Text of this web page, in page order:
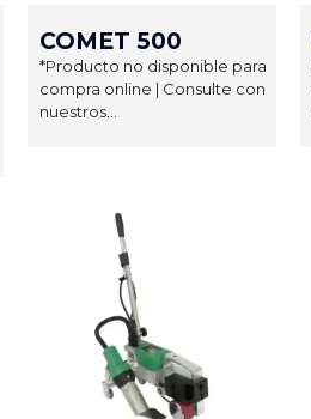
COMET 500
*Producto no disponible para
compra online | Consulte con
nuestros...